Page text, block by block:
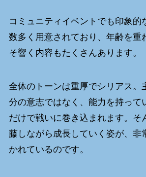
コミュニティイベントでも印象的
数多く用意されており、年齢を重
そ響く内容もたくさんあります。
全体のトーンは重厚でシリアス。
分の意志ではなく、能力を持って
だけで戦いに巻き込まれます。そ
藤しながら成長していく姿が、非
かれているのです。